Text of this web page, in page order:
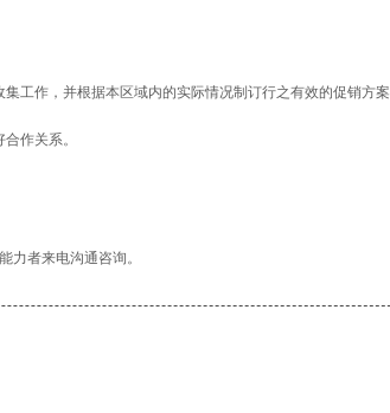
工作，并根据本区域内的实际情况制订行之有效的促销方案
作关系。
力者来电沟通咨询。